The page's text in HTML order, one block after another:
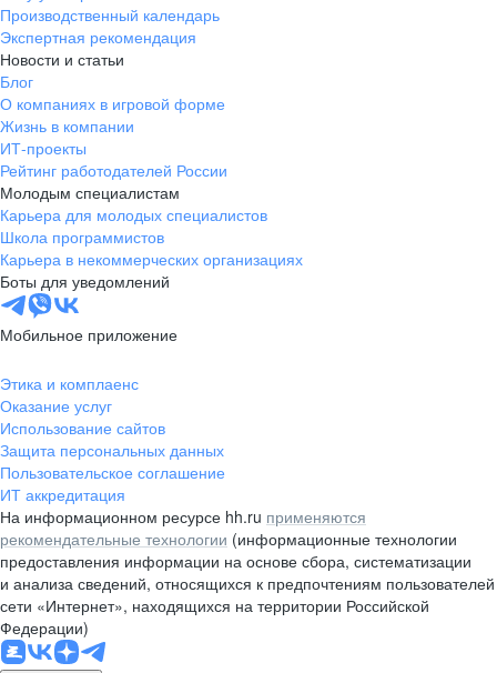
Производственный календарь
Экспертная рекомендация
Новости и статьи
Блог
О компаниях в игровой форме
Жизнь в компании
ИТ-проекты
Рейтинг работодателей России
Молодым специалистам
Карьера для молодых специалистов
Школа программистов
Карьера в некоммерческих организациях
Боты для уведомлений
Мобильное приложение
Этика и комплаенс
Оказание услуг
Использование сайтов
Защита персональных данных
Пользовательское соглашение
ИТ аккредитация
На информационном ресурсе hh.ru применяются
рекомендательные технологии (информационные технологии
предоставления информации на основе сбора, систематизации
и анализа сведений, относящихся к предпочтениям пользователей
сети «Интернет», находящихся на территории Российской
Федерации)